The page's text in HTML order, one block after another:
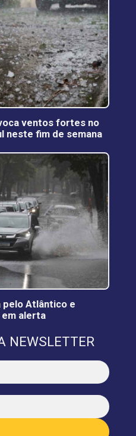
ventos fortes no
neste fim de semana
pelo Atlântico e
em alerta
NEWSLETTER